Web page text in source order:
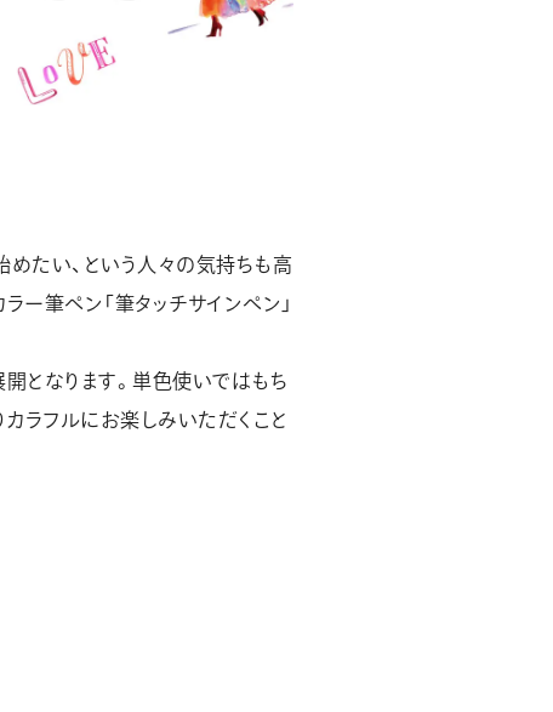
たい、という人々の気持ちも高
ー筆ペン「筆タッチサインペン」
開となります。単色使いではもち
カラフルにお楽しみいただくこと